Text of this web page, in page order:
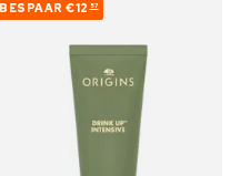
BESPAAR €12 57